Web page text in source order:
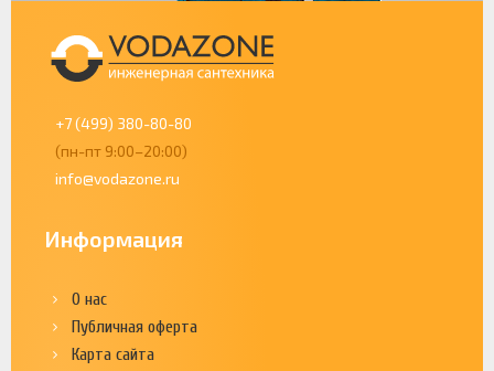
+7 (499) 380-80-80
(пн-пт 9:00–20:00)
info@vodazone.ru
Информация
О нас
Публичная оферта
Карта сайта